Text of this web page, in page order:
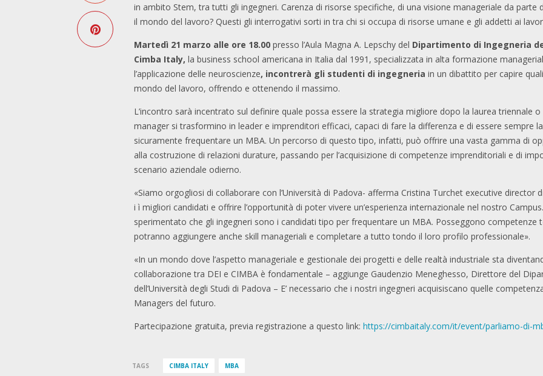
in ambito Stem, tra tutti gli ingegneri. Carenza di risorse specifiche, di una visione manageriale da
il mondo del lavoro? Questi gli interrogativi sorti in tra chi si occupa di risorse umane e gli addetti ai
Martedì 21 marzo alle ore 18.00 presso l’Aula Magna A. Lepschy del Dipartimento di Ingegneria
Cimba Italy,la business school americana in Italia dal 1991, specializzata in alta formazione
l’applicazione delle neuroscienze, incontrerà gli studenti di ingegneria in un dibattito per capire
mondo del lavoro, offrendo e ottenendo il massimo.
L’incontro sarà incentrato sul definire quale possa essere la strategia migliore dopo la laurea triennale
manager si trasformino in leader e imprenditori efficaci, capaci di fare la differenza e di essere sempre
sicuramente frequentare un MBA. Un percorso di questo tipo, infatti, può offrire una vasta gamma di
alla costruzione di relazioni durature, passando per l’acquisizione di competenze imprenditoriali e di
scenario aziendale odierno.
«Siamo orgogliosi di collaborare con l’Università di Padova- afferma Cristina Turchet executive
i ì migliori candidati e offrire l’opportunità di poter vivere un’esperienza internazionale nel nostro
sperimentato che gli ingegneri sono i candidati tipo per frequentare un MBA. Posseggono competenze
potranno aggiungere anche skill manageriali e completare a tutto tondo il loro profilo professionale».
«In un mondo dove l’aspetto manageriale e gestionale dei progetti e delle realtà industriale sta
collaborazione tra DEI e CIMBA è fondamentale – aggiunge Gaudenzio Meneghesso, Direttore del
dell’Università degli Studi di Padova – E’ necessario che i nostri ingegneri acquisiscano quelle
Managers del futuro.
Partecipazione gratuita, previa registrazione a questo link:https://cimbaitaly.com/it/event/parliamo-di-
TAGS CIMBA ITALY MBA